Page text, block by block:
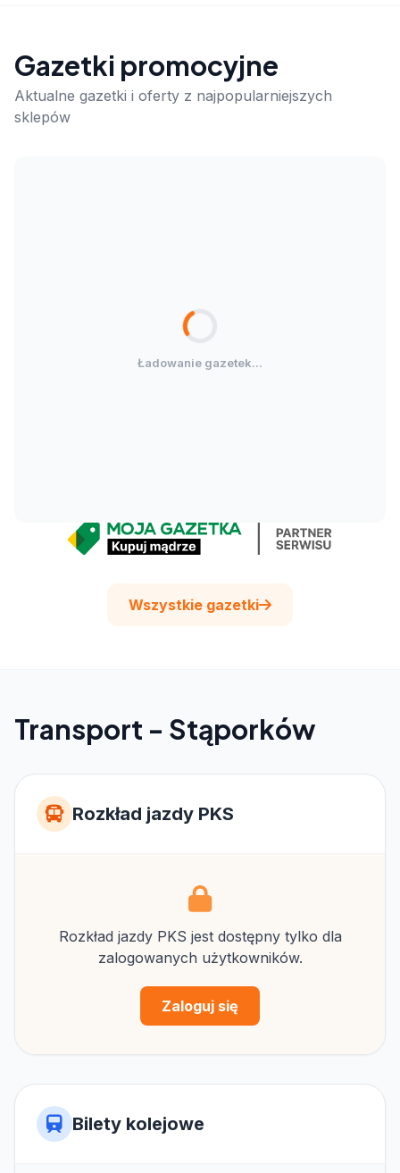
Gazetki promocyjne
Aktualne gazetki i oferty z najpopularniejszych
sklepów
Ładowanie gazetek...
Wszystkie gazetki
Transport - Stąporków
Rozkład jazdy PKS
Rozkład jazdy PKS jest dostępny tylko dla
zalogowanych użytkowników.
Zaloguj się
Bilety kolejowe